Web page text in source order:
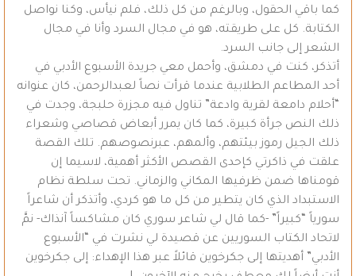
كما باقي الحقول، وبالرغم من كل ذلك، فلم نيأس، وكنا نواصل
الكتابة. كل على طريقته، هو في مجال السرد وأنا في مجال
الشعر إلى جانب السرد.
أتذكر، كنت في دمشق، وأحمل معي جريدة الأسبوع الأدبي في
أحد المطاعم الطلابية عندما قرأت نصاً لعبدالرحمن، كان عنوانه
“أحلام دامعة لقرية وادعة” تناول فيه مجزرة حلبجة، وجدت في
ذلك النص جرأة كبيرة، كما كان يمرر أبعاض قصاصي وشعراء
ذلك الجيل رموز بيئتهم، وألمهم، عبرنصوصهم. تلك القصة
علقت في ذاكرتي كإحدى القصص الأكثر أهمية، لاسيما إن
قومناها ضمن ظرفيها المكاني والزماني. تحت سلطة نظام
الاستبداد الذي كان يتطير من كل ما هو كردي، وأتذكر أن شاعراً
سورياً “كبيراً” -كما قال لي شاعر سوري كان مشاكساً آنذاك- نمَّ
لاتحاد الكتاب السوريين عن قصيدة لي نشرت في “الأسبوع
الأدبي” أهديتها إلى جكرخوين قائلاً عبر هذا الإهداء: إلى جكرخوين